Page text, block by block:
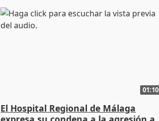
01:10
El Hospital Regional de Málaga